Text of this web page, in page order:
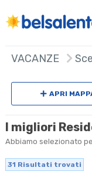
VACANZE
APRI
I migliori
Abbiamo selezionato
31 Risultati trovati
+